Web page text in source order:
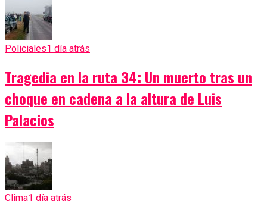
Policiales1 día atrás
Tragedia en la ruta 34: Un muerto tras un
choque en cadena a la altura de Luis
Palacios
Clima1 día atrás